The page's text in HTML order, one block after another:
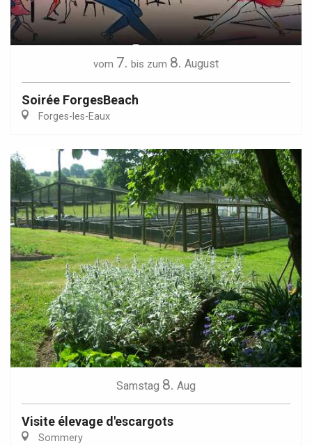
vom 7. bis zum 8. August
Soirée ForgesBeach
Forges-les-Eaux
Samstag 8. Aug
Visite élevage d'escargots
Sommery